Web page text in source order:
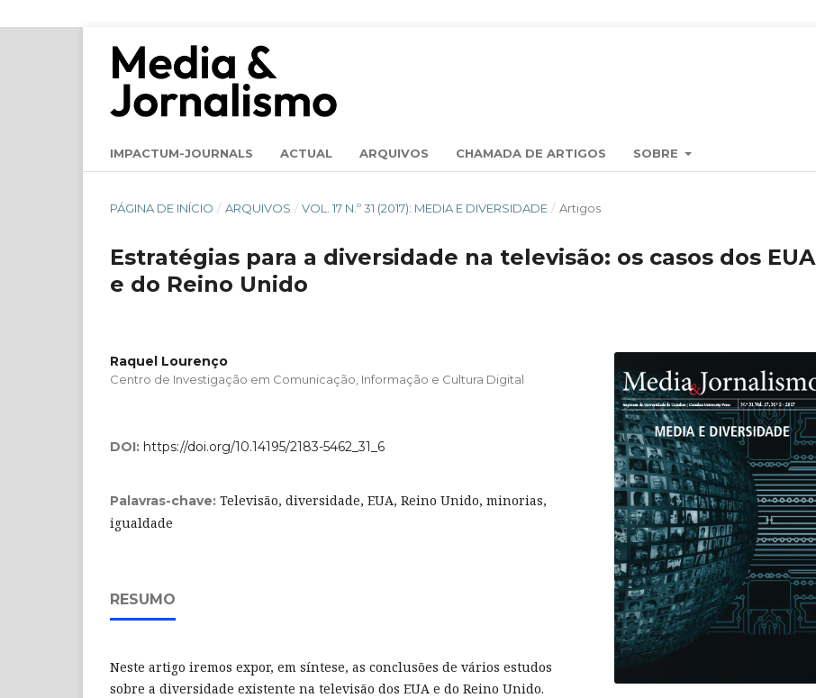
IMPACTUM-JOURNALS ACTUAL ARQUIVOS CHAMADA DE ARTIGOS SOBRE
PÁGINA DE INÍCIO / ARQUIVOS / VOL. 17 N.º 31 (2017): MEDIA E DIVERSIDADE / Artigos
Estratégias para a diversidade na televisão: os casos dos EUA
e do Reino Unido
Raquel Lourenço
Centro de Investigação em Comunicação, Informação e Cultura Digital
DOI: https://doi.org/10.14195/2183-5462_31_6
Palavras-chave: Televisão, diversidade, EUA, Reino Unido, minorias,
igualdade
RESUMO
Neste artigo iremos expor, em síntese, as conclusões de vários estudos
sobre a diversidade existente na televisão dos EUA e do Reino Unido.